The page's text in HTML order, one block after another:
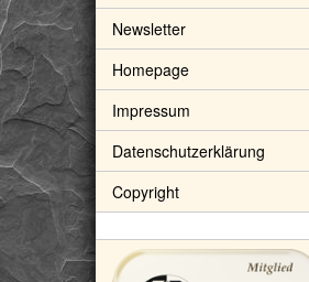
Newsletter
Homepage
Impressum
Datenschutzerklärung
Copyright